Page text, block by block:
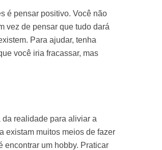
é pensar positivo. Você não
vez de pensar que tudo dará
Para ajudar, tenha
você iria fracassar, mas
realidade para aliviar a
existam muitos meios de fazer
encontrar um hobby. Praticar